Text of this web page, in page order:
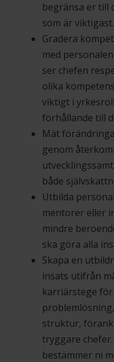
begränsa er till
som är viktigast.
Gradera
med
ser chefen
olika
viktigt i
förhållande till
Mät
genom
både
Utbilda
mentorer eller
mindre
ska göra alla
Skapa en
insats utifrån
karriärstege
struktur,
tryggare
bestämmer ni